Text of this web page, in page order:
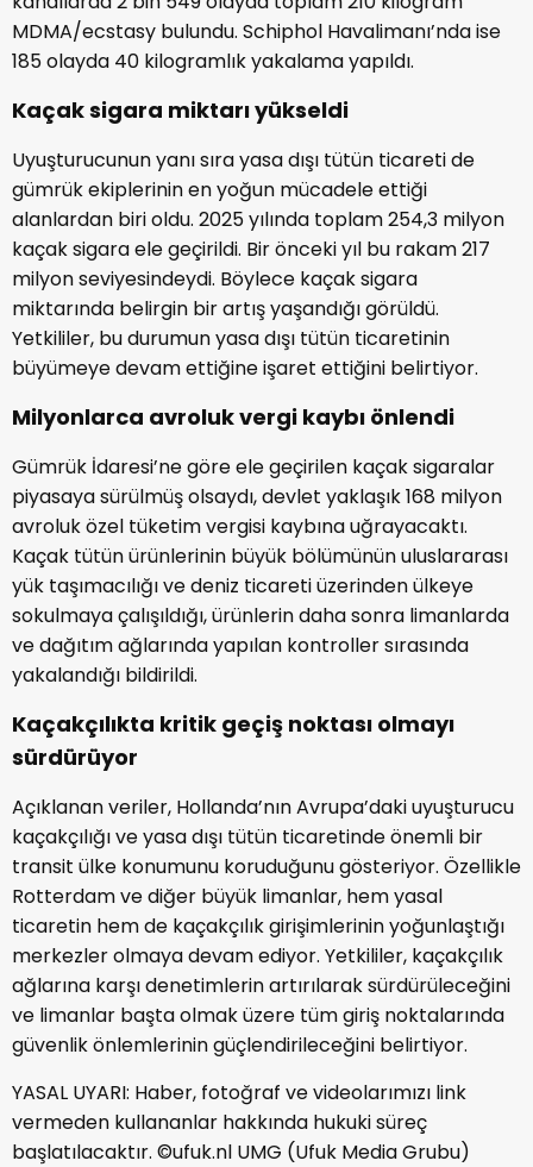
MDMA/ecstasy bulundu. Schiphol Havalimanı’nda ise
185 olayda 40 kilogramlık yakalama yapıldı.
Kaçak sigara miktarı yükseldi
Uyuşturucunun yanı sıra yasa dışı tütün ticareti de
gümrük ekiplerinin en yoğun mücadele ettiği
alanlardan biri oldu. 2025 yılında toplam 254,3 milyon
kaçak sigara ele geçirildi. Bir önceki yıl bu rakam 217
milyon seviyesindeydi. Böylece kaçak sigara
miktarında belirgin bir artış yaşandığı görüldü.
Yetkililer, bu durumun yasa dışı tütün ticaretinin
büyümeye devam ettiğine işaret ettiğini belirtiyor.
Milyonlarca avroluk vergi kaybı önlendi
Gümrük İdaresi’ne göre ele geçirilen kaçak sigaralar
piyasaya sürülmüş olsaydı, devlet yaklaşık 168 milyon
avroluk özel tüketim vergisi kaybına uğrayacaktı.
Kaçak tütün ürünlerinin büyük bölümünün uluslararası
yük taşımacılığı ve deniz ticareti üzerinden ülkeye
sokulmaya çalışıldığı, ürünlerin daha sonra limanlarda
ve dağıtım ağlarında yapılan kontroller sırasında
yakalandığı bildirildi.
Kaçakçılıkta kritik geçiş noktası olmayı
sürdürüyor
Açıklanan veriler, Hollanda’nın Avrupa’daki uyuşturucu
kaçakçılığı ve yasa dışı tütün ticaretinde önemli bir
transit ülke konumunu koruduğunu gösteriyor. Özellikle
Rotterdam ve diğer büyük limanlar, hem yasal
ticaretin hem de kaçakçılık girişimlerinin yoğunlaştığı
merkezler olmaya devam ediyor. Yetkililer, kaçakçılık
ağlarına karşı denetimlerin artırılarak sürdürüleceğini
ve limanlar başta olmak üzere tüm giriş noktalarında
güvenlik önlemlerinin güçlendirileceğini belirtiyor.
YASAL UYARI: Haber, fotoğraf ve videolarımızı link
vermeden kullananlar hakkında hukuki süreç
başlatılacaktır. ©ufuk.nl UMG (Ufuk Media Grubu)